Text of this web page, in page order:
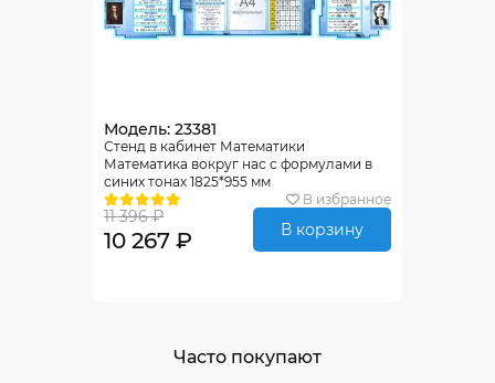
Модель: 23381
Стенд в кабинет Математики
Математика вокруг нас с формулами в
синих тонах 1825*955 мм
В избранное
11 396 ₽
10 267 ₽ В корзину
Часто покупают